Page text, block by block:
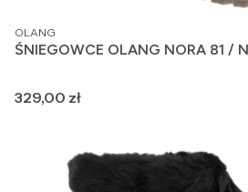
PRODUCENT
OLANG
ŚNIEGOWCE OLANG NORA 81 /
Cena
329,00 zł